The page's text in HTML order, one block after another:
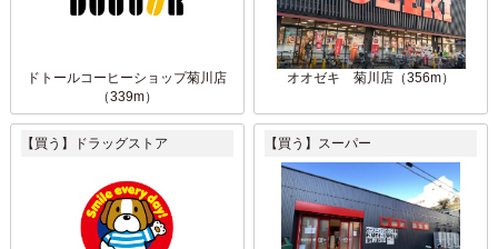
ドトールコーヒーショップ菊川店
（339m）
オオゼキ 菊川店（356m）
【買う】ドラッグストア 【買う】スーパー